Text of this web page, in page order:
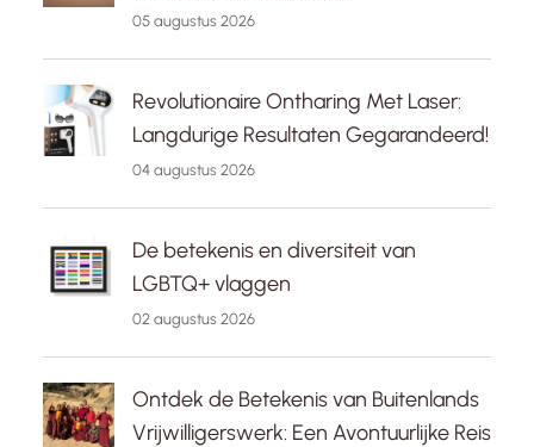
05 augustus 2026
Revolutionaire Ontharing Met Laser:
Langdurige Resultaten Gegarandeerd!
04 augustus 2026
De betekenis en diversiteit van
LGBTQ+ vlaggen
02 augustus 2026
Ontdek de Betekenis van Buitenlands
Vrijwilligerswerk: Een Avontuurlijke Reis